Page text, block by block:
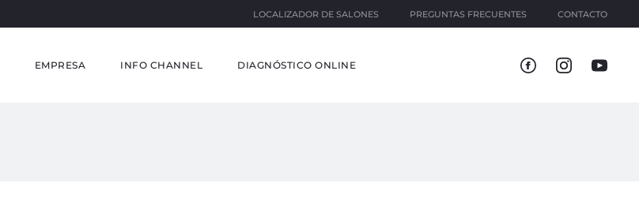
LOCALIZADOR DE SALONES PREGUNTAS FRECUENTES CONTACTO
EMPRESA INFO CHANNEL DIAGNÓSTICO ONLINE